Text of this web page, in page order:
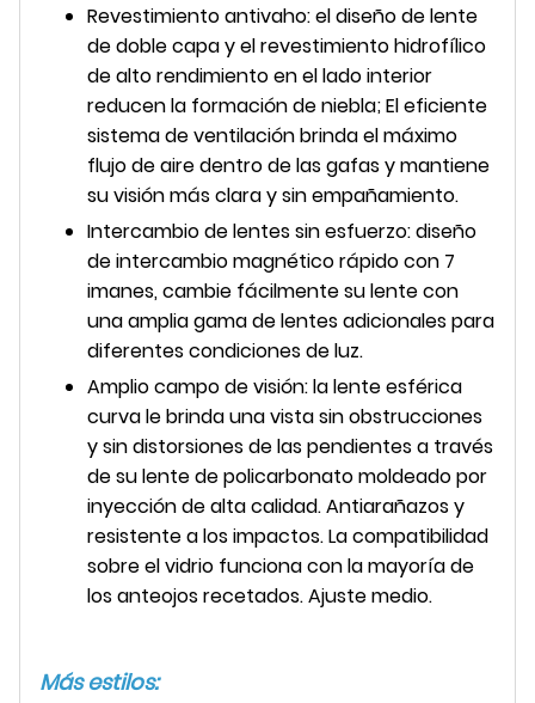
Revestimiento antivaho: el diseño de lente
de doble capa y el revestimiento hidrofílico
de alto rendimiento en el lado interior
reducen la formación de niebla; El eficiente
sistema de ventilación brinda el máximo
flujo de aire dentro de las gafas y mantiene
su visión más clara y sin empañamiento.
Intercambio de lentes sin esfuerzo: diseño
de intercambio magnético rápido con 7
imanes, cambie fácilmente su lente con
una amplia gama de lentes adicionales para
diferentes condiciones de luz.
Amplio campo de visión: la lente esférica
curva le brinda una vista sin obstrucciones
y sin distorsiones de las pendientes a través
de su lente de policarbonato moldeado por
inyección de alta calidad. Antiarañazos y
resistente a los impactos. La compatibilidad
sobre el vidrio funciona con la mayoría de
los anteojos recetados. Ajuste medio.
Más estilos: